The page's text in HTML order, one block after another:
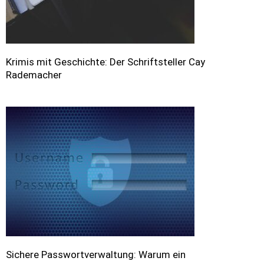
Krimis mit Geschichte: Der Schriftsteller Cay
Rademacher
Sichere Passwortverwaltung: Warum ein